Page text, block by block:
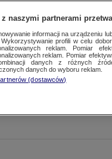
z naszymi partnerami
informacji na urządzeniu
profili w celu
reklam. Pomiar
reklam. Pomiar
danych z różnych
danych do wyboru reklam.
(dostawców)